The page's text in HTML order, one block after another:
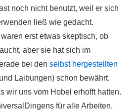
noch nicht benutzt, weil er sich
ließ wie gedacht.
erst etwas skeptisch, ob
aber sie hat sich im
bei den selbst hergestellten
und Laibungen) schon bewährt.
wir uns vom Hobel erhofft hatten.
für alle Arbeiten,